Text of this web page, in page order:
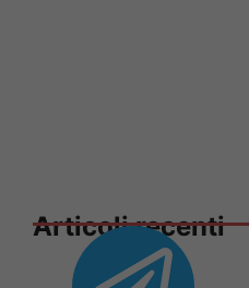
Articoli recenti